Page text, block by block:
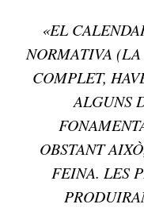
«EL
NORMATIVA
COMPLET,
ALGUNS
OBSTANT
FEINA. LES